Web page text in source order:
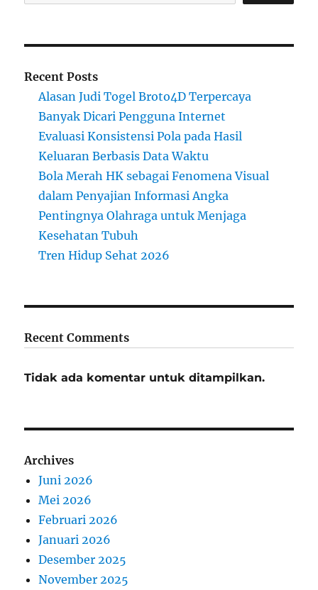
Recent Posts
Alasan Judi Togel Broto4D Terpercaya
Banyak Dicari Pengguna Internet
Evaluasi Konsistensi Pola pada Hasil
Keluaran Berbasis Data Waktu
Bola Merah HK sebagai Fenomena Visual
dalam Penyajian Informasi Angka
Pentingnya Olahraga untuk Menjaga
Kesehatan Tubuh
Tren Hidup Sehat 2026
Recent Comments
Tidak ada komentar untuk ditampilkan.
Archives
Juni 2026
Mei 2026
Februari 2026
Januari 2026
Desember 2025
November 2025